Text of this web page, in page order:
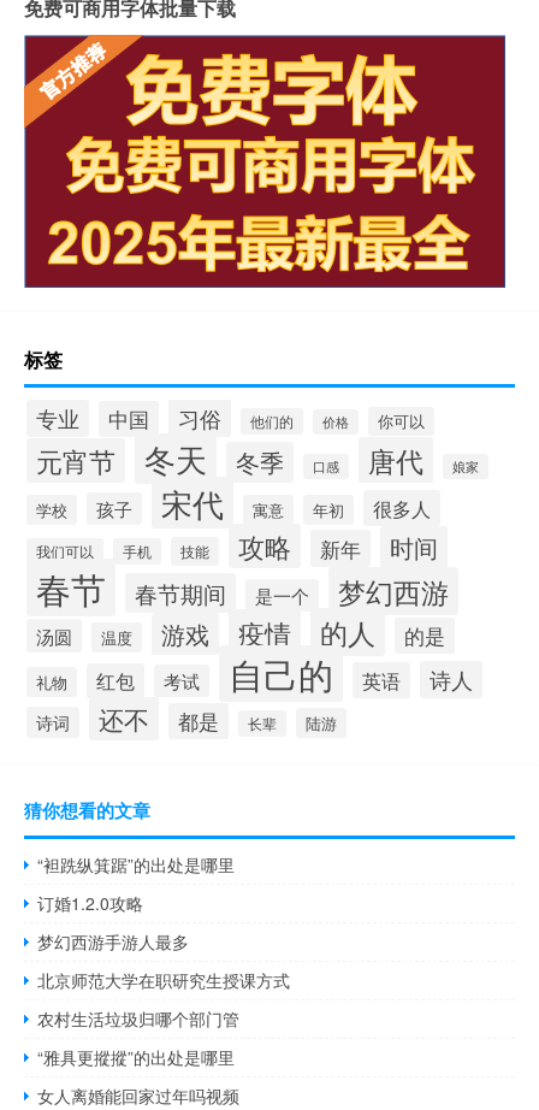
免费可商用字体批量下载
标签
专业 中国 习俗 他们的 价格 你可以
元宵节 冬天 冬季 口感 唐代 娘家
学校 孩子 宋代 寓意 年初 很多人
我们可以 手机 技能 攻略 新年 时间
春节 春节期间 是一个 梦幻西游
汤圆 温度 游戏 疫情 的人 的是
礼物 红包 考试 自己的 英语 诗人
诗词 还不 都是 长辈 陆游
猜你想看的文章
“袒跣纵箕踞”的出处是哪里
订婚1.2.0攻略
梦幻西游手游人最多
北京师范大学在职研究生授课方式
农村生活垃圾归哪个部门管
“雅具更摐摐”的出处是哪里
女人离婚能回家过年吗视频